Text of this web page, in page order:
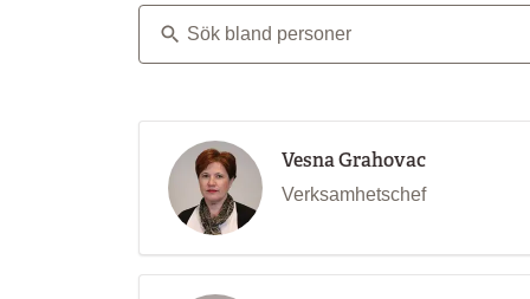
Vesna Grahovac
Verksamhetschef